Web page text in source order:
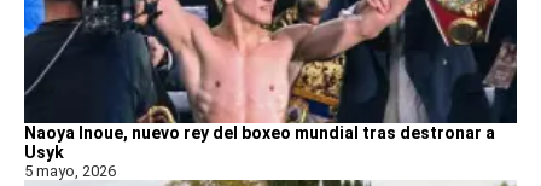
Naoya Inoue, nuevo rey del boxeo mundial tras destronar a
Usyk
5 mayo, 2026